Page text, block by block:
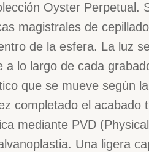
Oyster Perpetual.
magistrales de
de la esfera. La luz
a lo largo de cada
que se mueve según
completado el acabado
mediante PVD
Una ligera